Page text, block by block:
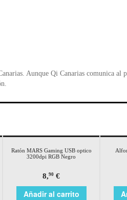
Aunque Qi Canarias comunica
Ratón MARS Gaming USB optico
3200dpi RGB Negro
8,90 €
Añadir al carrito